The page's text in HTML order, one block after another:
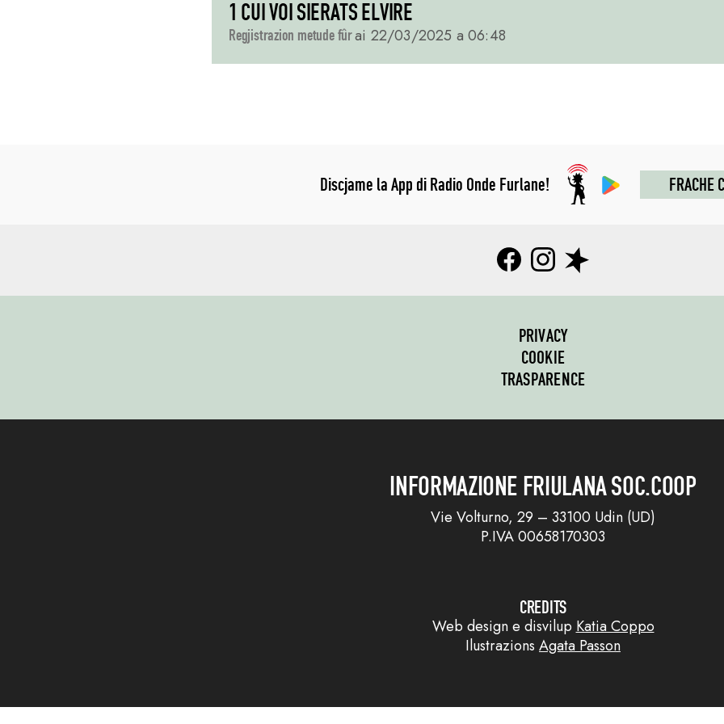
1 CUI VOI SIERATS ELVIRE
Regjistrazion metude fûrai 22/03/2025 a 06:48
Discjame la App di Radio Onde Furlane! FRACHE
PRIVACY
COOKIE
TRASPARENCE
INFORMAZIONE FRIULANA SOC.COOP
Vie Volturno, 29 – 33100 Udin (UD)
P.IVA 00658170303
CREDITS
Web design e disvilup Katia Coppo
Ilustrazions Agata Passon